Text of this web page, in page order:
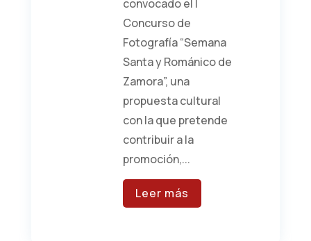
convocado el I
Concurso de
Fotografía “Semana
Santa y Románico de
Zamora”, una
propuesta cultural
con la que pretende
contribuir a la
promoción,...
Leer más